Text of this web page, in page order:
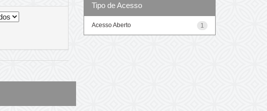
Tipo de Acesso
1
Acesso Aberto